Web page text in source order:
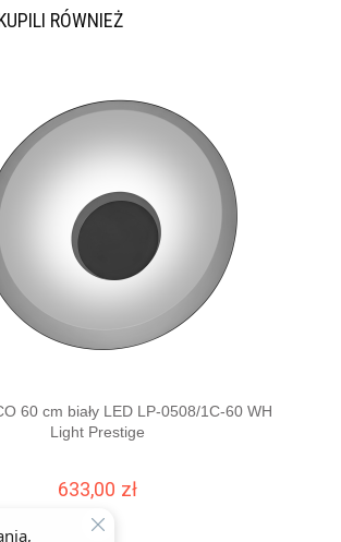
RÓWNIEŻ
60 cm biały LED LP-0508/1C-60 WH
Light Prestige
633,00 zł